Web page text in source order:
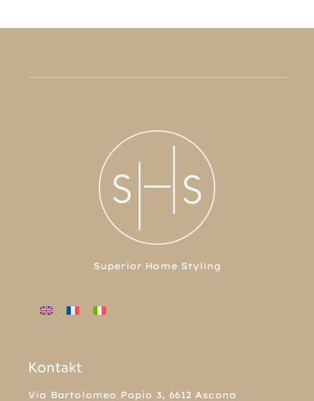
Superior Home Styling
Kontakt
Via Bartolomeo Papio 3, 6612 Ascona